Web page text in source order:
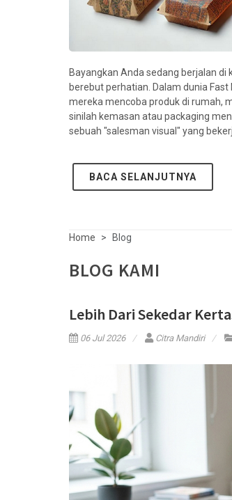
Bayangkan Anda sedang berjalan
berebut perhatian. Dalam dunia
mereka mencoba produk di rumah,
sinilah kemasan atau packaging
sebuah "salesman visual" yang
BACA SELANJUTNYA
Home Blog
BLOG KAMI
Lebih Dari Sekedar
06 Jul 2026 Citra Mandiri